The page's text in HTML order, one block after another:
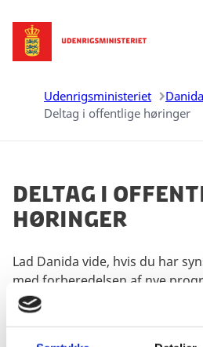
Gå til forsiden
Udenrigsministeriet Danida
Deltag i offentlige høringer
Deltag i
høringer
Del på Facebook
Del på X (Twitter)
Del på LinkedIn
Lad Danida vide, hvis du har
med forberedelsen af nye